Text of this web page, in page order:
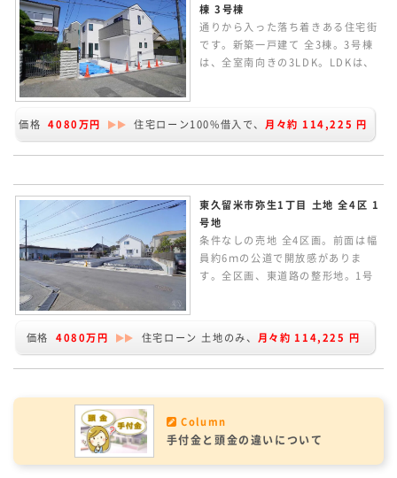
棟 3号棟
通りから入った落ち着きある住宅街
です。新築一戸建て 全3棟。3号棟
は、全室南向きの3LDK。LDKは、
の地震に強い家です。
価格 4080万円 住宅ローン100%借入で、 月々約 114,225 円
東久留米市弥生1丁目 土地 全4区 1
号地
条件なしの売地 全4区画。前面は幅
員約6ｍの公道で開放感がありま
す。全区画、東道路の整形地。1号
価格 4080万円 住宅ローン 土地のみ、 月々約 114,225 円
Column
手付金と頭金の違いについて